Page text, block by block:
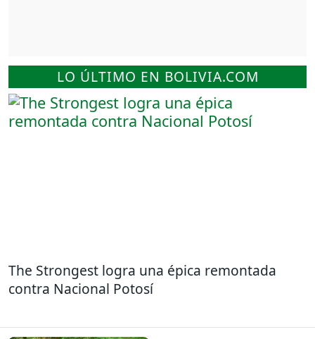
LO ÚLTIMO EN BOLIVIA.COM
The Strongest logra una épica remontada
contra Nacional Potosí